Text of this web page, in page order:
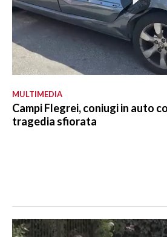
MULTIMEDIA
Campi Flegrei, coniugi in auto
tragedia sfiorata